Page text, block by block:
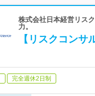
株式会社日本経営リス
力。
【リスクコン
完全週休2日制